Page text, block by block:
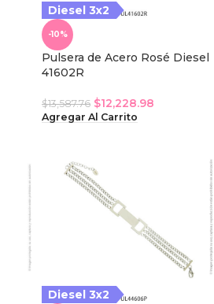
Diesel 3x2
-10%
Pulsera de Acero Rosé Diesel
41602R
$13,587.76 $12,228.98
Agregar Al Carrito
Diesel 3x2